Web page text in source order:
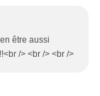
être aussi
/> <br /> <br />